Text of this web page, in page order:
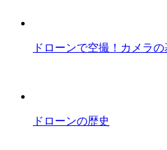
ドローンで空撮！カメラの
ドローンの歴史